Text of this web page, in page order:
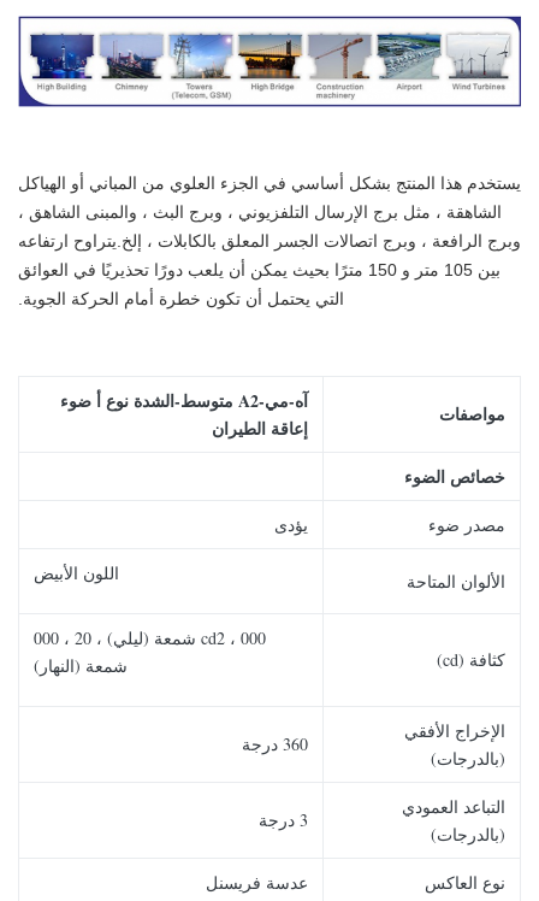
يستخدم هذا المنتج بشكل أساسي في الجزء العلوي من المباني أو الهياكل
الشاهقة ، مثل برج الإرسال التلفزيوني ، وبرج البث ، والمبنى الشاهق ،
وبرج الرافعة ، وبرج اتصالات الجسر المعلق بالكابلات ، إلخ. يتراوح ارتفاعه
بين 105 متر و 150 مترًا بحيث يمكن أن يلعب دورًا تحذيريًا في العوائق
التي يحتمل أن تكون خطرة أمام الحركة الجوية.
مواصفات
آه-مي-A2 متوسط -الشدة نوع أضوء
إعاقة الطيران
خصائص الضوء
مصدر ضوء يؤدى
الألوان المتاحة اللون الأبيض
كثافة (cd)
cd2 ، 000 شمعة (ليلي) ، 20 ، 000
شمعة (النهار)
الإخراج الأفقي
(بالدرجات)
360 درجة
التباعد العمودي
(بالدرجات)
3 درجة
نوع العاكس عدسة فريسنل